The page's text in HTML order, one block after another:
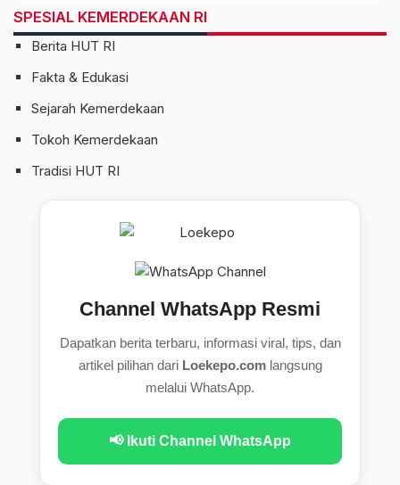
SPESIAL KEMERDEKAAN RI
Berita HUT RI
Fakta & Edukasi
Sejarah Kemerdekaan
Tokoh Kemerdekaan
Tradisi HUT RI
Channel WhatsApp Resmi
Dapatkan berita terbaru, informasi viral, tips, dan
artikel pilihan dari Loekepo.comlangsung
melalui WhatsApp.
📢 Ikuti Channel WhatsApp